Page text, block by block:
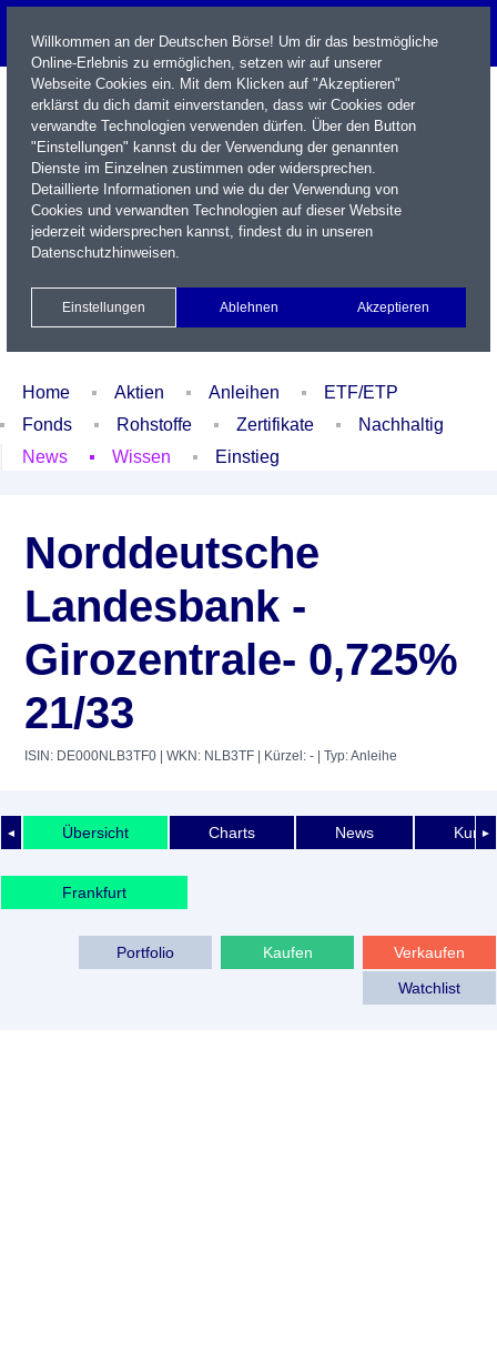
Name / WKN / ISIN / Kürzel
Xetra Realtime
Watchlist Portfolio Login
Home Aktien Anleihen
ETF/ETP
Fonds
Rohstoffe Zertifikate
Nachhaltig
News
Wissen Einstieg
Norddeutsche
Landesbank -
Girozentrale- 0,725%
21/33
ISIN: DE000NLB3TF0 | WKN: NLB3TF | Kürzel: - | Typ: Anleihe
◄ ►
Übersicht Charts News
Frankfurt
Verkaufen
Kaufen
Portfolio
Watchlist
Willkommen an der Deutschen Börse! Um dir das bestmögliche
Online-Erlebnis zu ermöglichen, setzen wir auf unserer
Webseite Cookies ein. Mit dem Klicken auf "Akzeptieren"
erklärst du dich damit einverstanden, dass wir Cookies oder
verwandte Technologien verwenden dürfen. Über den Button
"Einstellungen" kannst du der Verwendung der genannten
Dienste im Einzelnen zustimmen oder widersprechen.
Detaillierte Informationen und wie du der Verwendung von
Cookies und verwandten Technologien auf dieser Website
jederzeit widersprechen kannst, findest du in unseren
Datenschutzhinweisen.
Einstellungen Ablehnen Akzeptieren